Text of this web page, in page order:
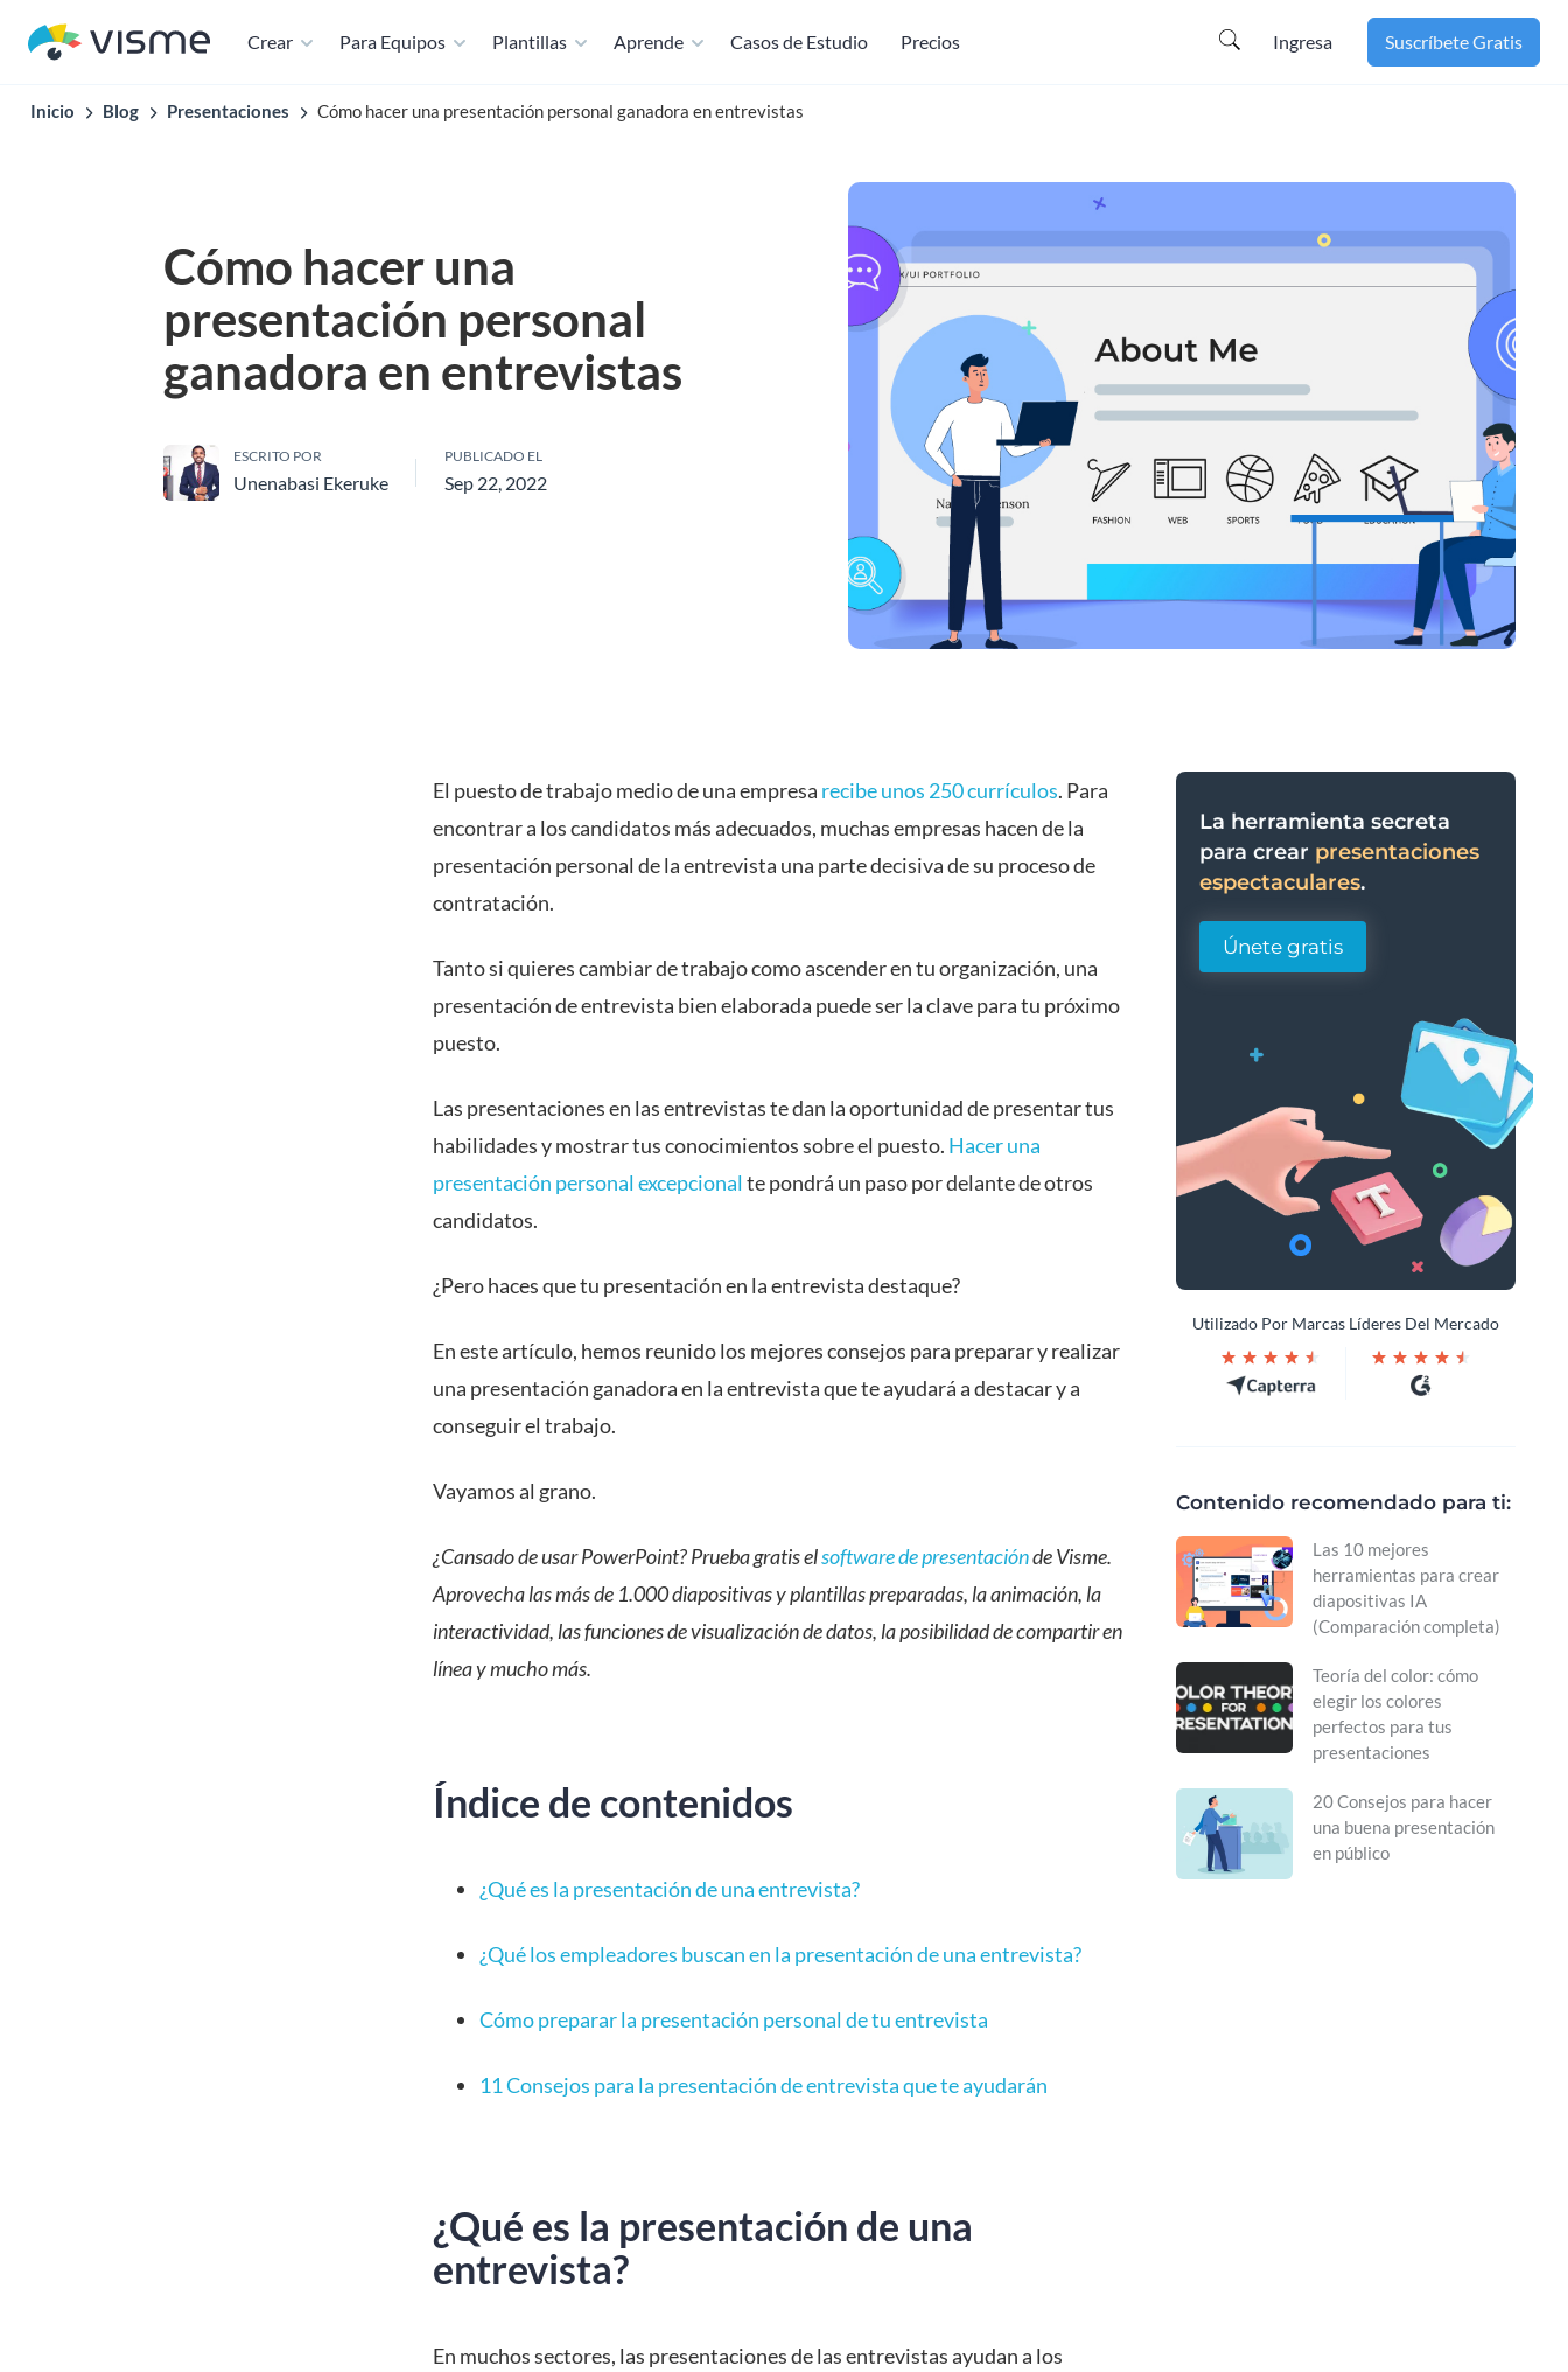
Crear Para Equipos Plantillas Aprende Casos de Estudio Precios Ingresa Suscríbete Gratis
Inicio Blog Presentaciones Cómo hacer una presentación personal ganadora en entrevistas
Cómo hacer una
presentación personal
ganadora en entrevistas
ESCRITO POR
Unenabasi Ekeruke
PUBLICADO EL
Sep 22, 2022
El puesto de trabajo medio de una empresa recibe unos 250 currículos. Para
encontrar a los candidatos más adecuados, muchas empresas hacen de la
presentación personal de la entrevista una parte decisiva de su proceso de
contratación.
Tanto si quieres cambiar de trabajo como ascender en tu organización, una
presentación de entrevista bien elaborada puede ser la clave para tu próximo
puesto.
Las presentaciones en las entrevistas te dan la oportunidad de presentar tus
habilidades y mostrar tus conocimientos sobre el puesto. Hacer una
presentación personal excepcional te pondrá un paso por delante de otros
candidatos.
¿Pero haces que tu presentación en la entrevista destaque?
En este artículo, hemos reunido los mejores consejos para preparar y realizar
una presentación ganadora en la entrevista que te ayudará a destacar y a
conseguir el trabajo.
Vayamos al grano.
¿Cansado de usar PowerPoint? Prueba gratis elsoftware de presentaciónde Visme.
Aprovecha las más de 1.000 diapositivas y plantillas preparadas, la animación, la
interactividad, las funciones de visualización de datos, la posibilidad de compartir en
línea y mucho más.
Índice de contenidos
¿Qué es la presentación de una entrevista?
¿Qué los empleadores buscan en la presentación de una entrevista?
Cómo preparar la presentación personal de tu entrevista
11 Consejos para la presentación de entrevista que te ayudarán
¿Qué es la presentación de una
entrevista?
En muchos sectores, las presentaciones de las entrevistas ayudan a los
La herramienta secreta
para crear presentaciones
espectaculares.
Únete gratis
Utilizado Por Marcas Líderes Del Mercado
Contenido recomendado para ti:
Las 10 mejores
herramientas para crear
diapositivas IA
(Comparación completa)
Teoría del color: cómo
elegir los colores
perfectos para tus
presentaciones
20 Consejos para hacer
una buena presentación
en público